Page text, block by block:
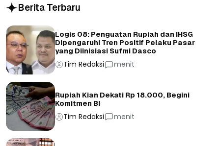
Berita Terbaru
Logis 08: Penguatan Rupiah dan IHSG
Dipengaruhi Tren Positif Pelaku Pasar
yang Diinisiasi Sufmi Dasco
Tim Redaksi menit
Rupiah Kian Dekati Rp 18.000, Begini
Komitmen BI
Tim Redaksi menit